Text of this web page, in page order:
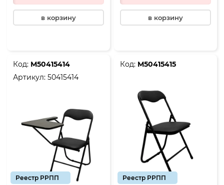
в корзину в корзину
Код: М50415414
Артикул:50415414
Реестр РРПП
Код: М50415415
Реестр РРПП